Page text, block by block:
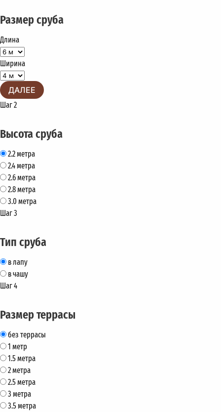
Размер сруба
Длина
Ширина
ДАЛЕЕ
Шаг 2
Высота сруба
2.2 метра
2.4 метра
2.6 метра
2.8 метра
3.0 метра
Шаг 3
Тип сруба
в лапу
в чашу
Шаг 4
Размер террасы
без террасы
1 метр
1.5 метра
2 метра
2.5 метра
3 метра
3.5 метра